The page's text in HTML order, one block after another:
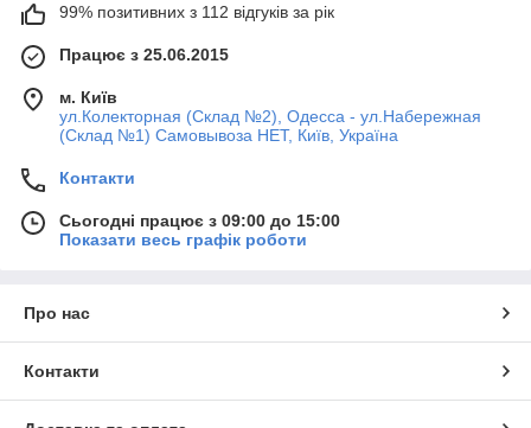
99% позитивних з 112 відгуків за рік
Працює з 25.06.2015
м. Київ
ул.Колекторная (Склад №2), Одесса - ул.Набережная
(Склад №1) Самовывоза НЕТ, Київ, Україна
Контакти
Сьогодні працює з 09:00 до 15:00
Показати весь графік роботи
Про нас
Контакти